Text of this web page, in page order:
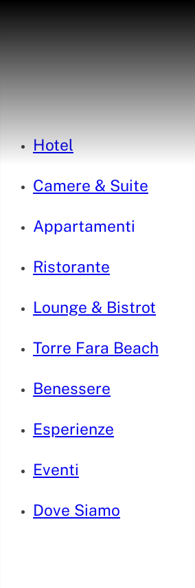
Hotel
Camere & Suite
Appartamenti
Ristorante
Lounge & Bistrot
Torre Fara Beach
Benessere
Esperienze
Eventi
Dove Siamo